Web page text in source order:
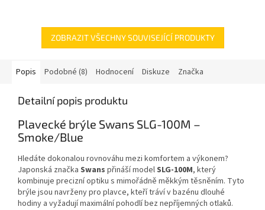
úrovní...
ZOBRAZIT VŠECHNY SOUVISEJÍCÍ PRODUKTY
Popis Podobné (8) Hodnocení Diskuze Značka
Detailní popis produktu
Plavecké brýle Swans SLG-100M –
Smoke/Blue
Hledáte dokonalou rovnováhu mezi komfortem a výkonem?
Japonská značka Swans přináší modelSLG-100M, který
kombinuje precizní optiku s mimořádně měkkým těsněním. Tyto
brýle jsou navrženy pro plavce, kteří tráví v bazénu dlouhé
hodiny a vyžadují maximální pohodlí bez nepříjemných otlaků.